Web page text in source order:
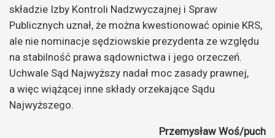
składzie Izby Kontroli Nadzwyczajnej i Spraw
Publicznych uznał, że można kwestionować opinie KRS,
ale nie nominacje sędziowskie prezydenta ze względu
na stabilność prawa sądownictwa i jego orzeczeń.
Uchwale Sąd Najwyższy nadał moc zasady prawnej,
a więc wiążącej inne składy orzekające Sądu
Najwyższego.
Przemysław Woś/puch